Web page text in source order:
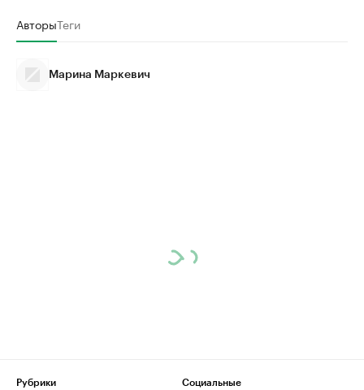
АвторыТеги
Марина Маркевич
Рубрики
Социальные